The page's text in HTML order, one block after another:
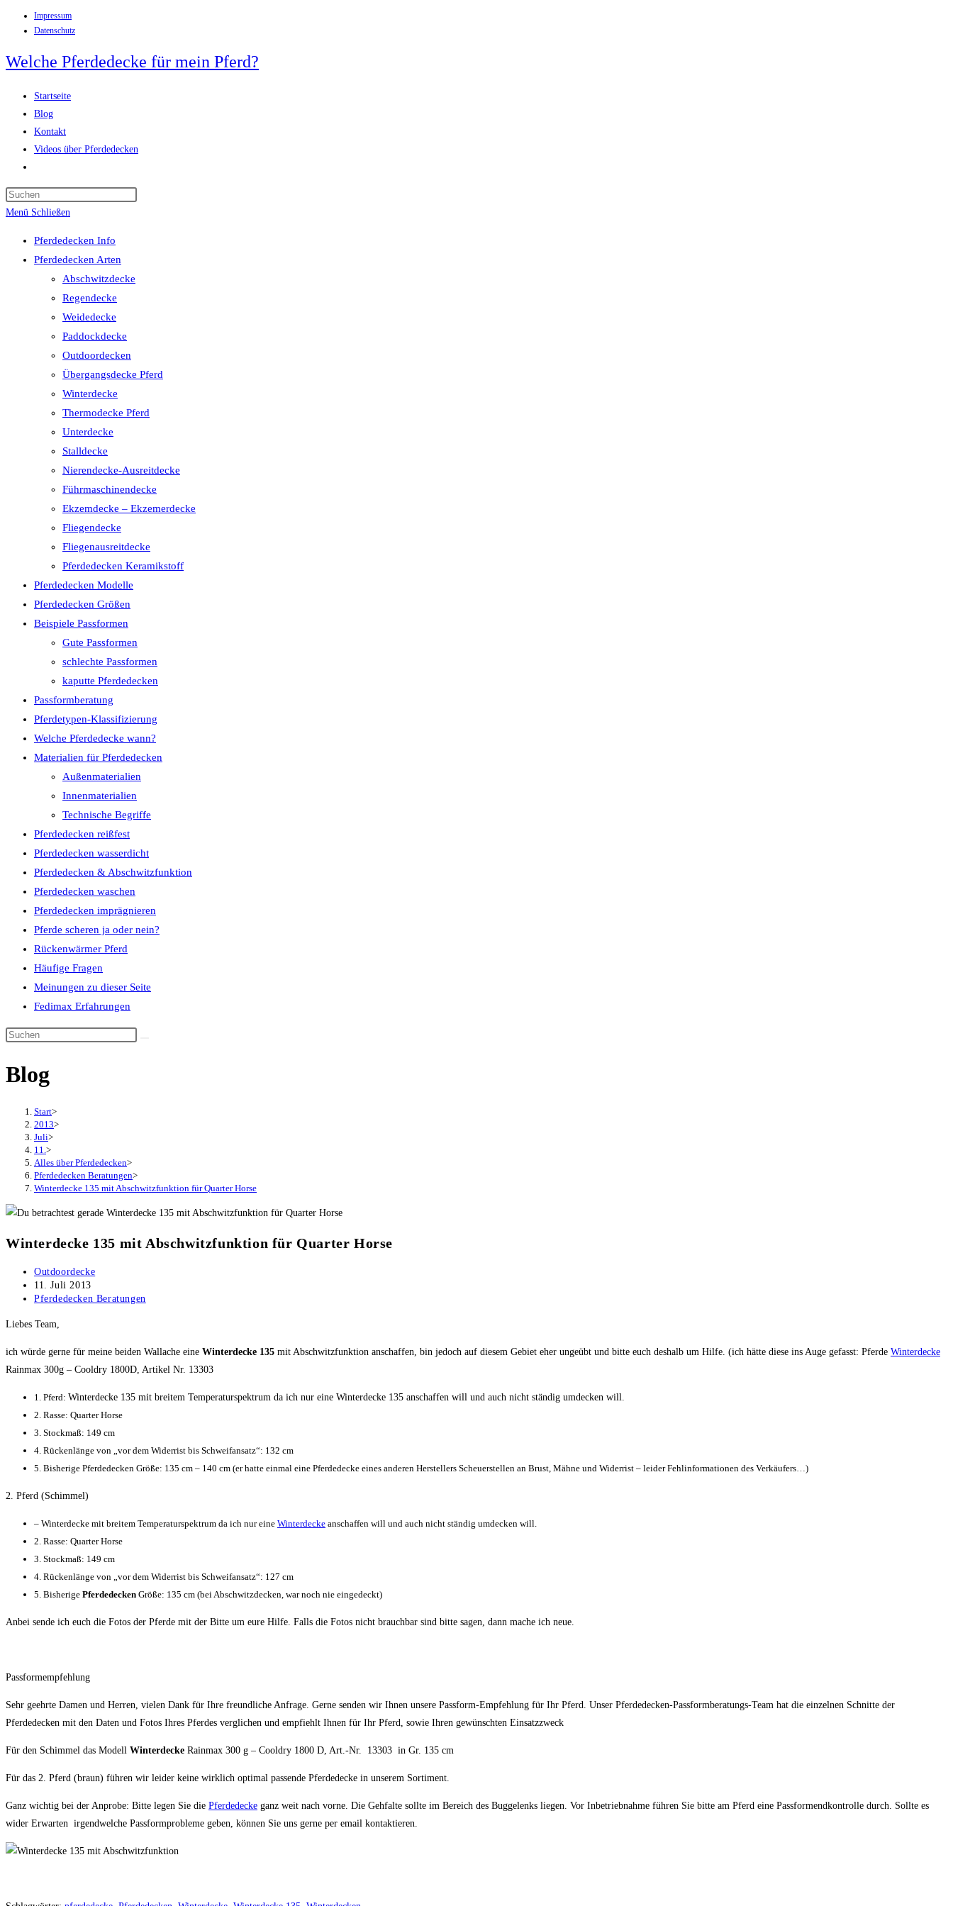
Inhalt
Impressum
Datenschutz
Welche Pferdedecke für mein Pferd?
Startseite
Blog
Kontakt
Videos über Pferdedecken
umschalten
Menü Schließen
Pferdedecken Info
Pferdedecken Arten
Abschwitzdecke
Regendecke
Weidedecke
Paddockdecke
Outdoordecken
Übergangsdecke Pferd
Winterdecke
Thermodecke Pferd
Unterdecke
Stalldecke
Nierendecke-Ausreitdecke
Führmaschinendecke
Ekzemdecke – Ekzemerdecke
Fliegendecke
Fliegenausreitdecke
Pferdedecken Keramikstoff
Pferdedecken Modelle
Pferdedecken Größen
Beispiele Passformen
Gute Passformen
schlechte Passformen
kaputte Pferdedecken
Passformberatung
Pferdetypen-Klassifizierung
Welche Pferdedecke wann?
Materialien für Pferdedecken
Außenmaterialien
Innenmaterialien
Technische Begriffe
Pferdedecken reißfest
Pferdedecken wasserdicht
Pferdedecken & Abschwitzfunktion
Pferdedecken waschen
Pferdedecken imprägnieren
Pferde scheren ja oder nein?
Rückenwärmer Pferd
Häufige Fragen
Meinungen zu dieser Seite
Fedimax Erfahrungen
Diese
durchsuchen
Blog
Start>
2013>
Juli>
11. >
Alles über Pferdedecken>
Pferdedecken Beratungen>
Winterdecke 135 mit Abschwitzfunktion für Quarter Horse
Winterdecke 135 mit Abschwitzfunktion für Quarter Horse
Beitrags-
Autor:
Outdoordecke
Beitrag
veröffentlicht:
11. Juli 2013
Beitrags-
Pferdedecken Beratungen
Liebes Team,
ich würde gerne für meine beiden Wallache eine Winterdecke 135 mit Abschwitzfunktion anschaffen, bin jedoch auf diesem Gebiet eher ungeübt und bitte euch deshalb um Hilfe. (ich hätte diese ins Auge gefasst: Pferde Winterdecke
Rainmax 300g – Cooldry 1800D, Artikel Nr. 13303
1. Pferd: Winterdecke 135 mit breitem Temperaturspektrum da ich nur eine Winterdecke 135 anschaffen will und auch nicht ständig umdecken will.
2. Rasse: Quarter Horse
3. Stockmaß: 149 cm
4. Rückenlänge von „vor dem Widerrist bis Schweifansatz“: 132 cm
5. Bisherige Pferdedecken Größe: 135 cm – 140 cm (er hatte einmal eine Pferdedecke eines anderen Herstellers Scheuerstellen an Brust, Mähne und Widerrist – leider Fehlinformationen des Verkäufers…)
2. Pferd (Schimmel)
– Winterdecke mit breitem Temperaturspektrum da ich nur eine Winterdecke anschaffen will und auch nicht ständig umdecken will.
2. Rasse: Quarter Horse
3. Stockmaß: 149 cm
4. Rückenlänge von „vor dem Widerrist bis Schweifansatz“: 127 cm
5. Bisherige Pferdedecken Größe: 135 cm (bei Abschwitzdecken, war noch nie eingedeckt)
Anbei sende ich euch die Fotos der Pferde mit der Bitte um eure Hilfe. Falls die Fotos nicht brauchbar sind bitte sagen, dann mache ich neue.
Passformempfehlung
Sehr geehrte Damen und Herren, vielen Dank für Ihre freundliche Anfrage. Gerne senden wir Ihnen unsere Passform-Empfehlung für Ihr Pferd. Unser Pferdedecken-Passformberatungs-Team hat die einzelnen Schnitte der
Pferdedecken mit den Daten und Fotos Ihres Pferdes verglichen und empfiehlt Ihnen für Ihr Pferd, sowie Ihren gewünschten Einsatzzweck
Für den Schimmel das Modell Winterdecke Rainmax 300 g – Cooldry 1800 D, Art.-Nr. 13303 in Gr. 135 cm
Für das 2. Pferd (braun) führen wir leider keine wirklich optimal passende Pferdedecke in unserem Sortiment.
Ganz wichtig bei der Anprobe: Bitte legen Sie die Pferdedecke ganz weit nach vorne. Die Gehfalte sollte im Bereich des Buggelenks liegen. Vor Inbetriebnahme führen Sie bitte am Pferd eine Passformendkontrolle durch. Sollte es
wider Erwarten irgendwelche Passformprobleme geben, können Sie uns gerne per email kontaktieren.